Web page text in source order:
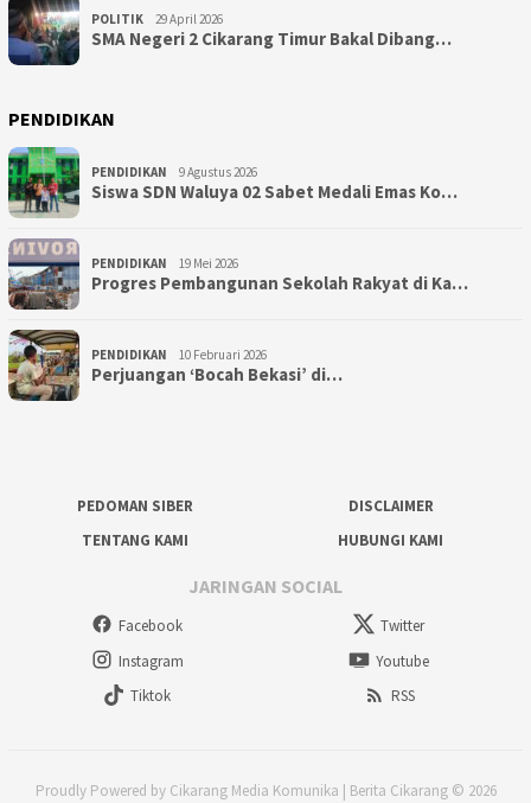
POLITIK 29 April 2026
SMA Negeri 2 Cikarang Timur Bakal Dibang…
PENDIDIKAN
PENDIDIKAN 9 Agustus 2026
Siswa SDN Waluya 02 Sabet Medali Emas Ko…
PENDIDIKAN 19 Mei 2026
Progres Pembangunan Sekolah Rakyat di Ka…
PENDIDIKAN 10 Februari 2026
Perjuangan ‘Bocah Bekasi’ di…
PEDOMAN SIBER
DISCLAIMER
TENTANG KAMI
HUBUNGI KAMI
JARINGAN SOCIAL
Facebook
Twitter
Instagram
Youtube
Tiktok
RSS
Proudly Powered by Cikarang Media Komunika | Berita Cikarang © 2026